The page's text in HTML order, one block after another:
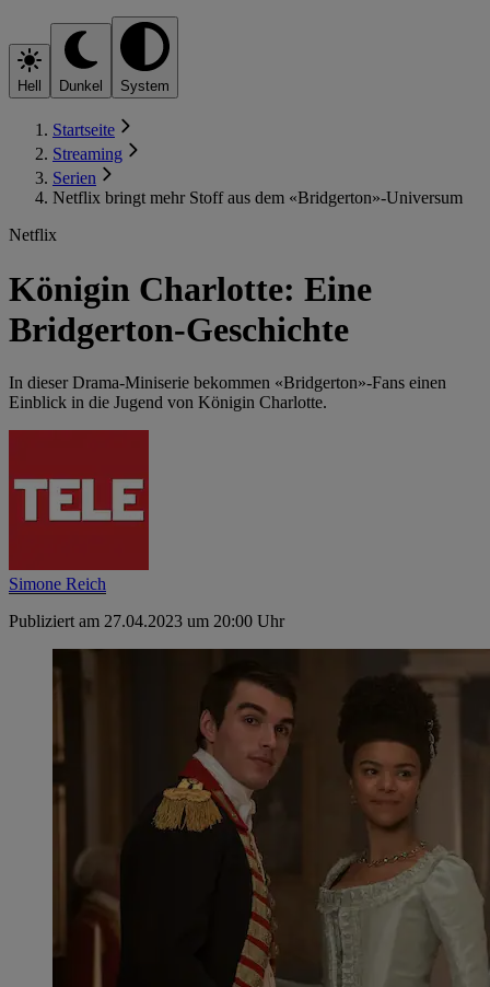
Hell Dunkel System
Startseite
Streaming
Serien
Netflix bringt mehr Stoff aus dem «Bridgerton»-Universum
Netflix
Königin Charlotte: Eine
Bridgerton-Geschichte
In dieser Drama-Miniserie bekommen «Bridgerton»-Fans einen
Einblick in die Jugend von Königin Charlotte.
Simone Reich
Publiziert am 27.04.2023 um 20:00 Uhr